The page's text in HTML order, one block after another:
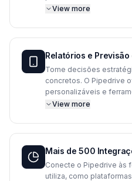
Essa funcionalidade
garantindo que nenhum
engajamento seja
View more
Relatórios e
Tome decisões
concretos. O Pipedrive
personalizáveis e
calculam a receita futura
clara do desempenho
do negócio a curto e
View more
Mais de 500
Conecte o Pipedrive às
utiliza, como